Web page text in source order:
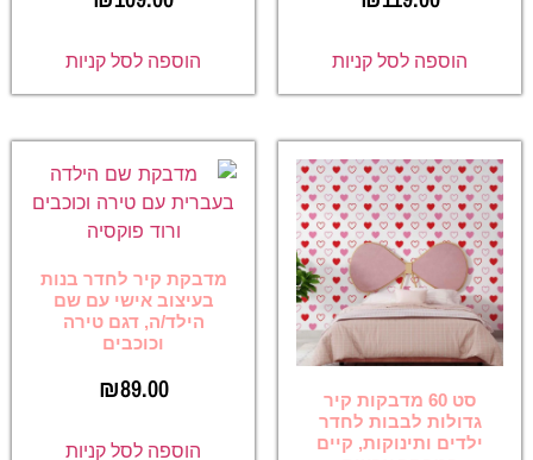
הוספה לסל קניות הוספה לסל קניות
סט 60 מדבקות קיר
גדולות לבבות לחדר
ילדים ותינוקות, קיים
מדבקת קיר לחדר בנות
בעיצוב אישי עם שם
הילד/ה, דגם טירה
וכוכבים
₪89.00
הוספה לסל קניות